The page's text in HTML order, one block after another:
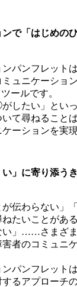
で「はじめの
パンフレット
ュニケーショ
ールです。
したい」とい
て尋ねること
ーションを実現
い」に寄り添う
が伝わらない」
たいことがあ
」 ……さまざ
者のコミュニ
パンフレット
るアプローチ